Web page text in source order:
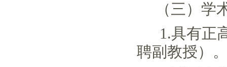
（三） 学
1.具有正
聘副教授）